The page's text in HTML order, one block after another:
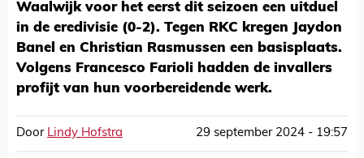
Waalwijk voor het eerst dit seizoen een uitduel
in de eredivisie (0-2). Tegen RKC kregen Jaydon
Banel en Christian Rasmussen een basisplaats.
Volgens Francesco Farioli hadden de invallers
profijt van hun voorbereidende werk.
Door Lindy Hofstra 29 september 2024 - 19:57